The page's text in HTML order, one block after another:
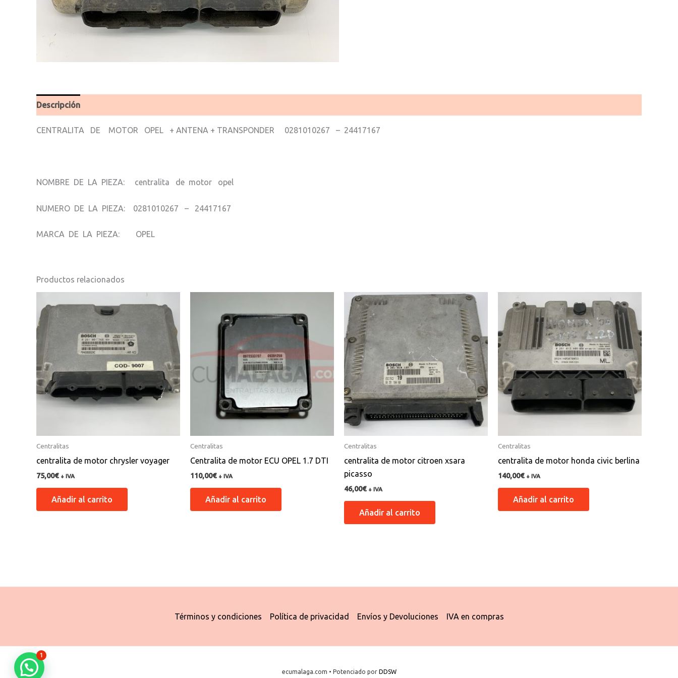
Descripción
CENTRALITA DE MOTOR OPEL + ANTENA + TRANSPONDER 0281010267 – 24417167
NOMBRE DE LA PIEZA: centralita de motor opel
NUMERO DE LA PIEZA: 0281010267 – 24417167
MARCA DE LA PIEZA: OPEL
Productos relacionados
Centralitas
centralita de motor chrysler voyager
75,00€ + IVA
Añadir al carrito
Centralitas
Centralita de motor ECU OPEL 1.7 DTI
110,00€ + IVA
Añadir al carrito
Centralitas
centralita de motor citroen xsara
picasso
46,00€ + IVA
Añadir al carrito
Centralitas
centralita de motor honda civic berlina
140,00€ + IVA
Añadir al carrito
Términos y condiciones Política de privacidad Envíos y Devoluciones IVA en compras
ecumalaga.com • Potenciado por DDSW
1